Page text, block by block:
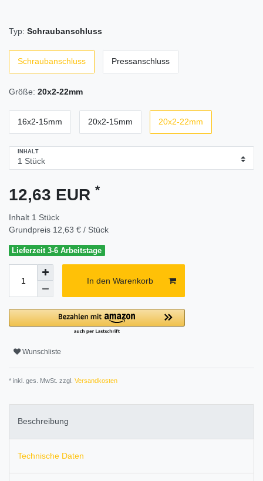
Typ: Schraubanschluss
Schraubanschluss Pressanschluss
Größe: 20x2-22mm
16x2-15mm 20x2-15mm 20x2-22mm
INHALT
12,63 EUR *
Inhalt 1 Stück
Grundpreis 12,63 € / Stück
Lieferzeit 3-6 Arbeitstage
In den Warenkorb
Wunschliste
* inkl. ges. MwSt. zzgl. Versandkosten
Beschreibung
Technische Daten